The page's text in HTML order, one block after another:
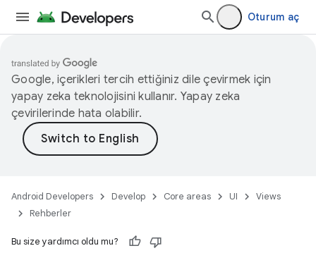
Oturum aç
Google, içerikleri tercih ettiğiniz dile çevirmek için
yapay zeka teknolojisini kullanır. Yapay zeka
çevirilerinde hata olabilir.
Android Developers Develop Core areas UI
Views
Rehberler
Bu size yardımcı oldu mu?